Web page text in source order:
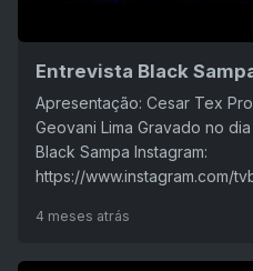
Entrevista Black
Apresentação: Cesar Tex
Geovani Lima Gravado no
Black Sampa Instagram:
https://www.instagram.com/
4 meses atrás